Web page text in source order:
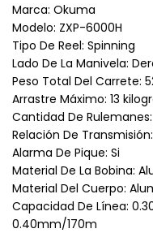
Marca: Okuma
Modelo: ZXP-6000H
Tipo De Reel: Spinning
Lado De La Manivela:
Peso Total Del Carrete:
Arrastre Máximo: 13
Cantidad De Rulemanes:
Relación De Transmisión:
Alarma De Pique: Si
Material De La Bobina:
Material Del Cuerpo:
Capacidad De Línea:
0.40mm/170m